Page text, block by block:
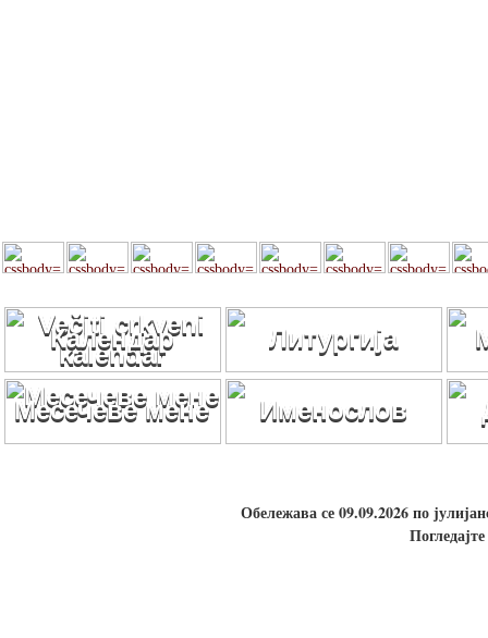
Календар Литургија
Месечеве мене Именослов
Обележава се 09.09.2026 по